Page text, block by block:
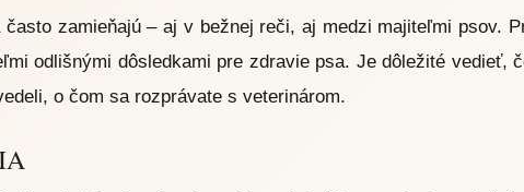
často zamieňajú – aj v bežnej reči, aj medzi majiteľmi psov.
odlišnými dôsledkami pre zdravie psa. Je dôležité vedieť,
o čom sa rozprávate s veterinárom.